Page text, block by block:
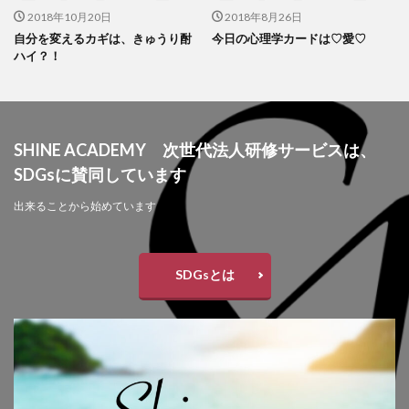
2018年10月20日
自分を変えるカギは、きゅうり酎
ハイ？！
2018年8月26日
今日の心理学カードは♡愛♡
SHINE ACADEMY 次世代法人研修サービスは、
SDGsに賛同しています
出来ることから始めています
SDGsとは